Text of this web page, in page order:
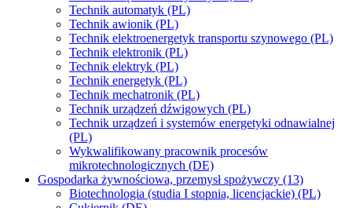
Technik automatyk (PL)
Technik awionik (PL)
Technik elektroenergetyk transportu szynowego (PL)
Technik elektronik (PL)
Technik elektryk (PL)
Technik energetyk (PL)
Technik mechatronik (PL)
Technik urządzeń dźwigowych (PL)
Technik urządzeń i systemów energetyki odnawialnej
(PL)
Wykwalifikowany pracownik procesów
mikrotechnologicznych (DE)
Gospodarka żywnościowa, przemysł spożywczy (13)
Biotechnologia (studia I stopnia, licencjackie) (PL)